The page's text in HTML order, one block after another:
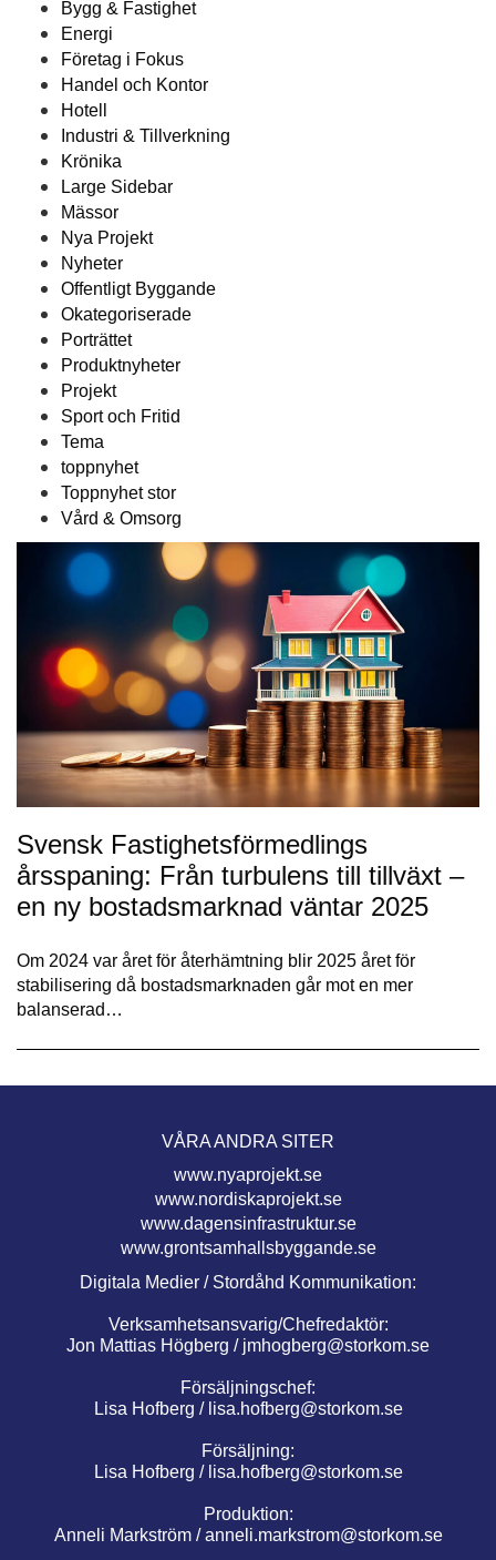
Bygg & Fastighet
Energi
Företag i Fokus
Handel och Kontor
Hotell
Industri & Tillverkning
Krönika
Large Sidebar
Mässor
Nya Projekt
Nyheter
Offentligt Byggande
Okategoriserade
Porträttet
Produktnyheter
Projekt
Sport och Fritid
Tema
toppnyhet
Toppnyhet stor
Vård & Omsorg
Svensk Fastighetsförmedlings
årsspaning: Från turbulens till tillväxt –
en ny bostadsmarknad väntar 2025
Om 2024 var året för återhämtning blir 2025 året för
stabilisering då bostadsmarknaden går mot en mer
balanserad…
VÅRA ANDRA SITER
www.nyaprojekt.se
www.nordiskaprojekt.se
www.dagensinfrastruktur.se
www.grontsamhallsbyggande.se
Digitala Medier / Stordåhd Kommunikation:
Verksamhetsansvarig/Chefredaktör:
Jon Mattias Högberg / jmhogberg@storkom.se
Försäljningschef:
Lisa Hofberg / lisa.hofberg@storkom.se
Försäljning:
Lisa Hofberg / lisa.hofberg@storkom.se
Produktion:
Anneli Markström /anneli.markstrom@storkom.se